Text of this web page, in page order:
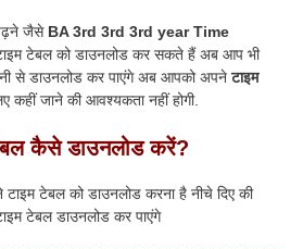
पढ़ने जैसे BA 3rd 3rd 3rd year Time
टेबल को डाउनलोड कर सकते हैं अब आप भी
से डाउनलोड कर पाएंगे अब आपको अपनेटाइम
कहीं जाने की आवश्यकता नहीं होगी.
कैसे डाउनलोड करें?
टेबल को डाउनलोड करना है नीचे दिए की
टेबल डाउनलोड कर पाएंगे